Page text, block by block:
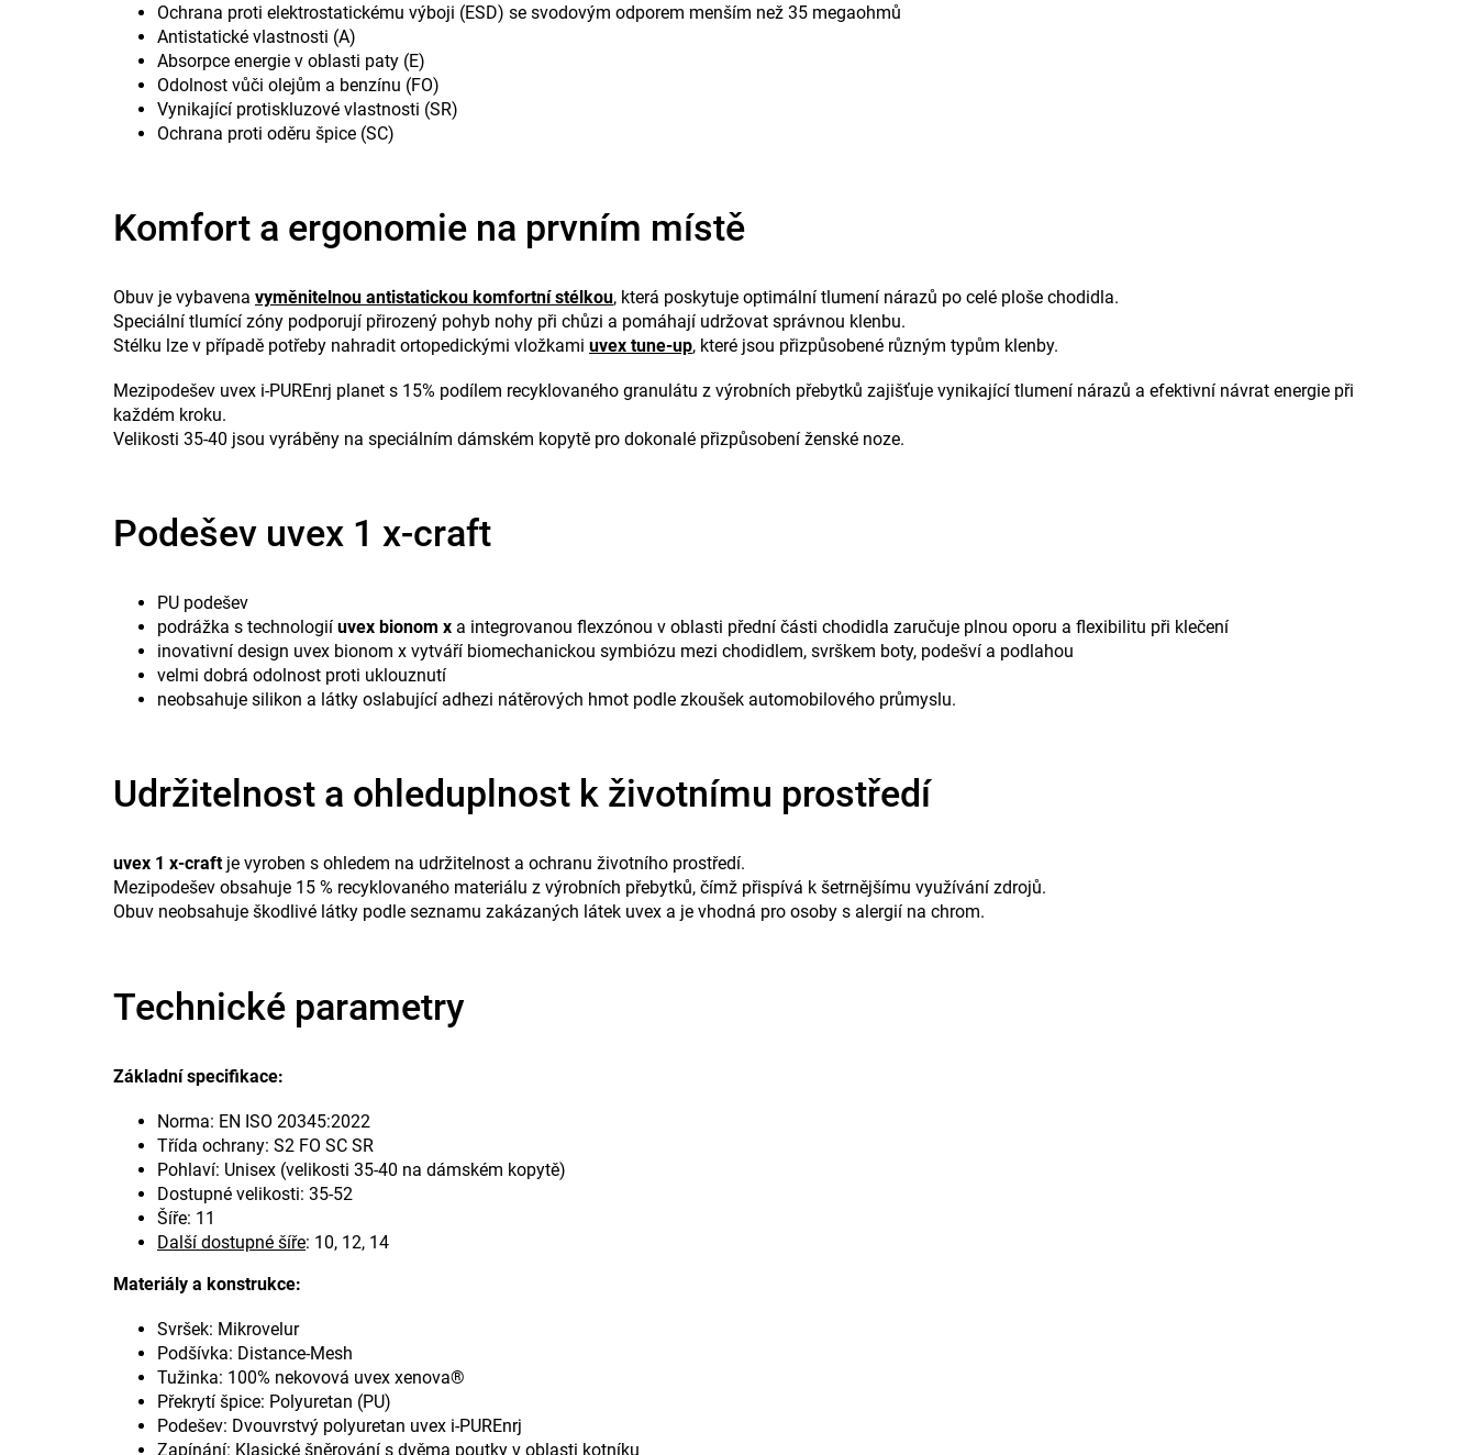
Ochrana proti elektrostatickému výboji (ESD) se svodovým odporem menším než 35 megaohmů
Antistatické vlastnosti (A)
Absorpce energie v oblasti paty (E)
Odolnost vůči olejům a benzínu (FO)
Vynikající protiskluzové vlastnosti (SR)
Ochrana proti oděru špice (SC)
Komfort a ergonomie na prvním místě
Obuv je vybavena vyměnitelnou antistatickou komfortní stélkou, která poskytuje optimální tlumení nárazů po celé ploše chodidla.
Speciální tlumící zóny podporují přirozený pohyb nohy při chůzi a pomáhají udržovat správnou klenbu.
Stélku lze v případě potřeby nahradit ortopedickými vložkami uvex tune-up, které jsou přizpůsobené různým typům klenby.
Mezipodešev uvex i-PUREnrj planet s 15% podílem recyklovaného granulátu z výrobních přebytků zajišťuje vynikající tlumení nárazů a efektivní návrat energie při
každém kroku.
Velikosti 35-40 jsou vyráběny na speciálním dámském kopytě pro dokonalé přizpůsobení ženské noze.
Podešev uvex 1 x-craft
PU podešev
podrážka s technologií uvex bionom x a integrovanou flexzónou v oblasti přední části chodidla zaručuje plnou oporu a flexibilitu při klečení
inovativní design uvex bionom x vytváří biomechanickou symbiózu mezi chodidlem, svrškem boty, podešví a podlahou
velmi dobrá odolnost proti uklouznutí
neobsahuje silikon a látky oslabující adhezi nátěrových hmot podle zkoušek automobilového průmyslu.
Udržitelnost a ohleduplnost k životnímu prostředí
uvex 1 x-craftje vyroben s ohledem na udržitelnost a ochranu životního prostředí.
Mezipodešev obsahuje 15 % recyklovaného materiálu z výrobních přebytků, čímž přispívá k šetrnějšímu využívání zdrojů.
Obuv neobsahuje škodlivé látky podle seznamu zakázaných látek uvex a je vhodná pro osoby s alergií na chrom.
Technické parametry
Základní specifikace:
Norma: EN ISO 20345:2022
Třída ochrany: S2 FO SC SR
Pohlaví: Unisex (velikosti 35-40 na dámském kopytě)
Dostupné velikosti: 35-52
Šíře: 11
Další dostupné šíře: 10, 12, 14
Materiály a konstrukce:
Svršek: Mikrovelur
Podšívka: Distance-Mesh
Tužinka: 100% nekovová uvex xenova®
Překrytí špice: Polyuretan (PU)
Podešev: Dvouvrstvý polyuretan uvex i-PUREnrj
Zapínání: Klasické šněrování s dvěma poutky v oblasti kotníku